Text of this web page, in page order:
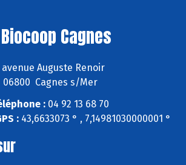
Biocoop Cagnes
avenue Auguste Renoir
06800 Cagnes s/Mer
: 04 92 13 68 70
:43,6633073 ° , 7,14981030000001 °